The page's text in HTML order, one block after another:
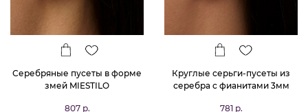
Серебряные пусеты в форме
змей MIESTILO
807 р.
Круглые серьги-пусеты из
серебра с фианитами 3мм
781 р.